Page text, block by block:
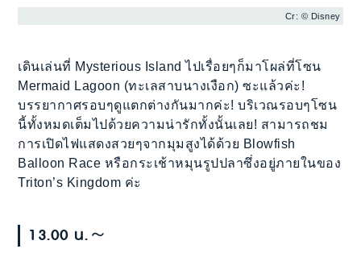
Cr: © Disney
เดินเล่นที่ Mysterious Island ไปเรื่อยๆก็มาโผล่ที่โซน
Mermaid Lagoon (ทะเลสาบนางเงือก) ซะแล้วค่ะ!
บรรยากาศรอบๆดูแตกต่างกันมากค่ะ! บริเวณรอบๆโซน
นี้ทั้งหมดเต็มไปด้วยความน่ารักทั้งนั้นเลย! สามารถชม
การเปิดไฟแสดงสวยๆจากมุมสูงได้ด้วย Blowfish
Balloon Race หรือกระเช้าหมุนรูปปลาซึ่งอยู่ภายในของ
Triton’s Kingdom ค่ะ
13.00 น.～